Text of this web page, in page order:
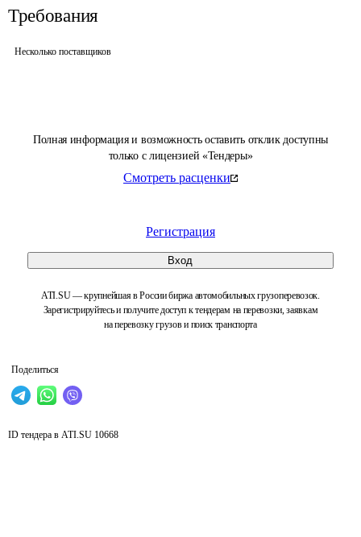
Полная информация и возможность оставить отклик доступны
только с лицензией «Тендеры»
Смотреть расценки
Регистрация
Вход
ATI.SU — крупнейшая в России биржа автомобильных грузоперевозок.
Зарегистрируйтесь и получите доступ к тендерам на перевозки, заявкам
на перевозку грузов и поиск транспорта
Поделиться
Требования
Несколько поставщиков
ID тендера в ATI.SU 10668